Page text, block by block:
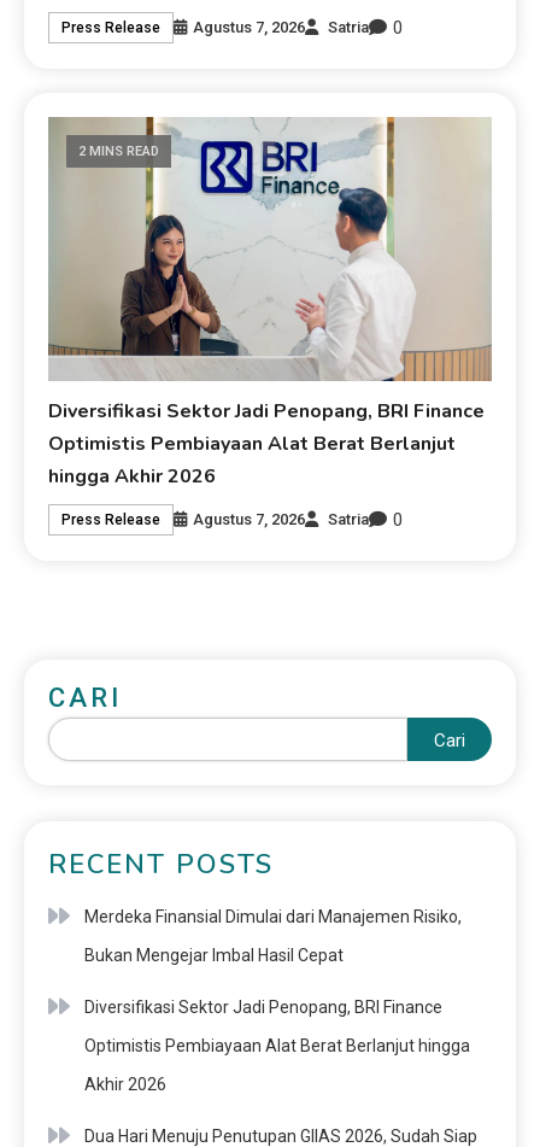
Press Release Agustus 7, 2026 Satria 0
2 MINS READ
Diversifikasi Sektor Jadi Penopang, BRI Finance
Optimistis Pembiayaan Alat Berat Berlanjut
hingga Akhir 2026
Press Release Agustus 7, 2026 Satria 0
CARI
Cari
RECENT POSTS
Merdeka Finansial Dimulai dari Manajemen Risiko,
Bukan Mengejar Imbal Hasil Cepat
Diversifikasi Sektor Jadi Penopang, BRI Finance
Optimistis Pembiayaan Alat Berat Berlanjut hingga
Akhir 2026
Dua Hari Menuju Penutupan GIIAS 2026, Sudah Siap